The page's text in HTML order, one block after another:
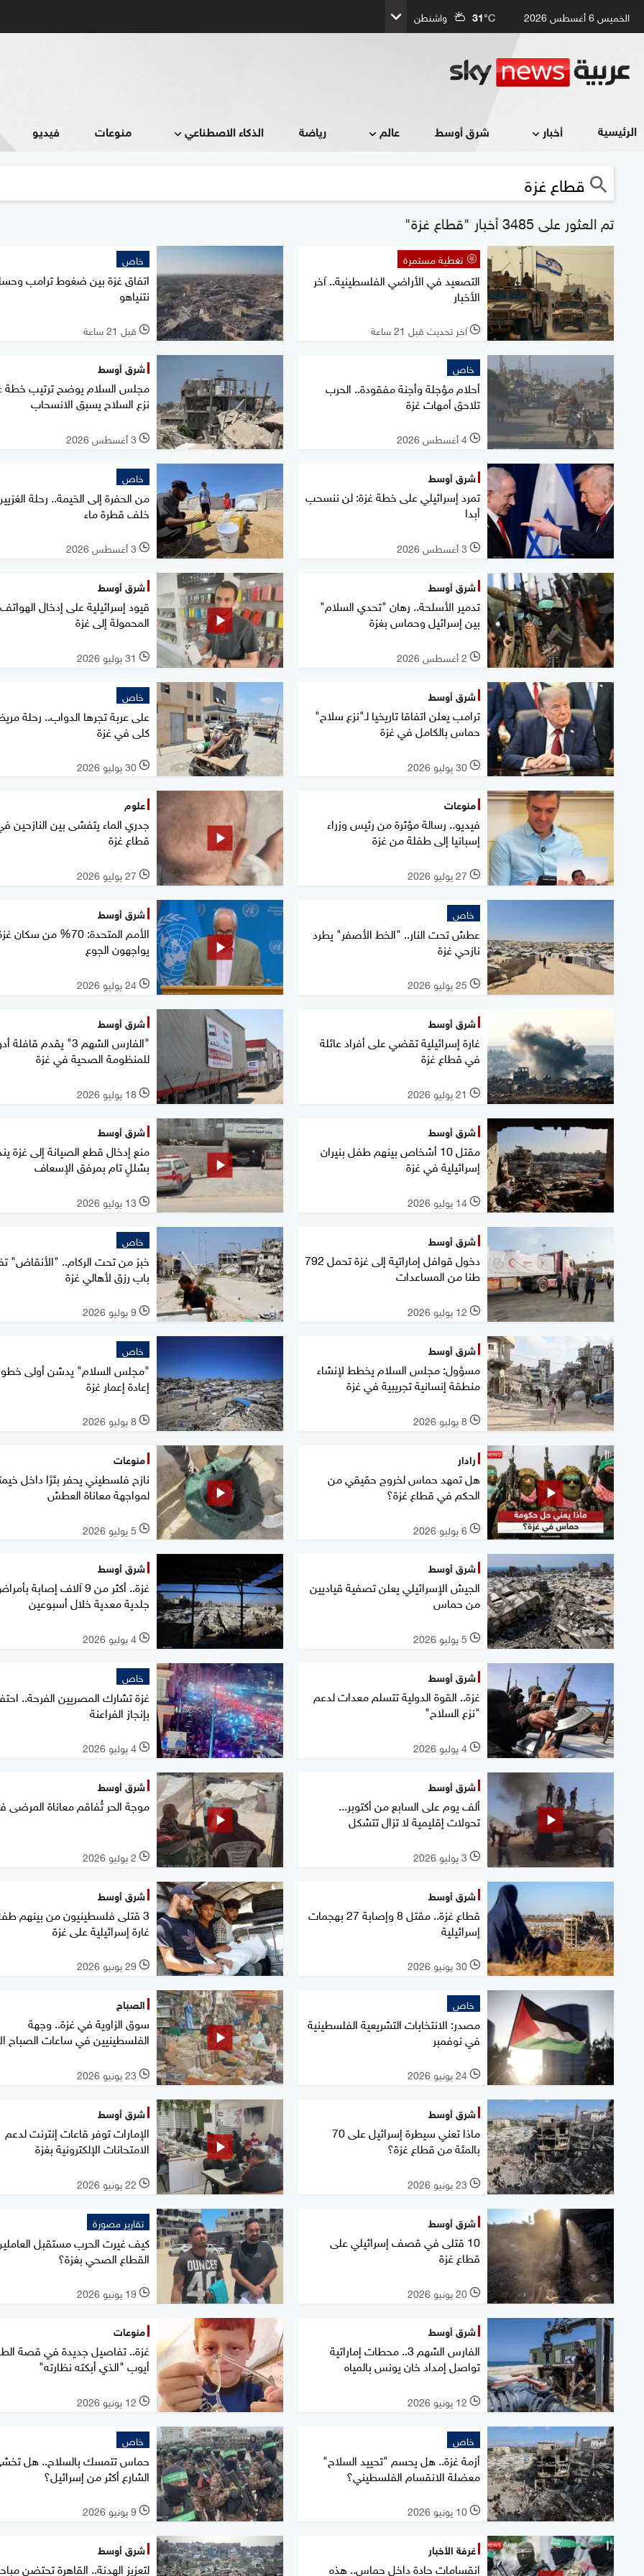
الخميس 6 أغسطس 2026 31°C واشنطن
الرئيسية أخبار شرق أوسط عالم رياضة الذكاء الاصطناعي منوعات فيديو
تم العثور على 3485 أخبار "قطاع غزة"
تغطية مستمرة
التصعيد في الأراضي الفلسطينية.. آخر
الأخبار
l آخر تحديث قبل 21 ساعة
خاص
اتفاق غزة بين ضغوط ترامب
نتنياهو
l قبل 21 ساعة
خاص
أحلام مؤجلة وأجنة مفقودة.. الحرب
تلاحق أمهات غزة
l 4 أغسطس 2026
شرق أوسط
مجلس السلام يوضح ترتيب خطة
نزع السلاح يسبق الانسحاب
l 3 أغسطس 2026
شرق أوسط
تمرد إسرائيلي على خطة غزة: لن ننسحب
أبدا
l 3 أغسطس 2026
خاص
من الحفرة إلى الخيمة.. رحلة
خلف قطرة ماء
l 3 أغسطس 2026
شرق أوسط
تدمير الأسلحة.. رهان "تحدي السلام"
بين إسرائيل وحماس بغزة
l 2 أغسطس 2026
شرق أوسط
قيود إسرائيلية على إدخال الهواتف
المحمولة إلى غزة
l 31 يوليو 2026
شرق أوسط
ترامب يعلن اتفاقا تاريخيا لـ"نزع سلاح"
حماس بالكامل في غزة
l 30 يوليو 2026
خاص
على عربة تجرها الدواب.. رحلة
كلى في غزة
l 30 يوليو 2026
منوعات
فيديو.. رسالة مؤثرة من رئيس وزراء
إسبانيا إلى طفلة من غزة
l 27 يوليو 2026
علوم
جدري الماء يتفشى بين النازحين
قطاع غزة
l 27 يوليو 2026
خاص
عطش تحت النار.. "الخط الأصفر" يطرد
نازحي غزة
l 25 يوليو 2026
شرق أوسط
الأمم المتحدة: 70% من سكان
يواجهون الجوع
l 24 يوليو 2026
شرق أوسط
غارة إسرائيلية تقضي على أفراد عائلة
في قطاع غزة
l 21 يوليو 2026
شرق أوسط
"الفارس الشهم 3" يقدم
للمنظومة الصحية في غزة
l 18 يوليو 2026
شرق أوسط
مقتل 10 أشخاص بينهم طفل بنيران
إسرائيلية في غزة
l 14 يوليو 2026
شرق أوسط
منع إدخال قطع الصيانة إلى غزة
بشللٍ تام بمرفق الإسعاف
l 13 يوليو 2026
شرق أوسط
دخول قوافل إماراتية إلى غزة تحمل 792
طنا من المساعدات
l 12 يوليو 2026
خاص
خبز من تحت الركام.. "الأنقاض"
باب رزق لأهالي غزة
l 9 يوليو 2026
شرق أوسط
مسؤول: مجلس السلام يخطط لإنشاء
منطقة إنسانية تجريبية في غزة
l 8 يوليو 2026
خاص
"مجلس السلام" يدشن أولى
إعادة إعمار غزة
l 8 يوليو 2026
رادار
هل تمهد حماس لخروج حقيقي من
الحكم في قطاع غزة؟
l 6 يوليو 2026
منوعات
نازح فلسطيني يحفر بئرًا داخل
لمواجهة معاناة العطش
l 5 يوليو 2026
شرق أوسط
الجيش الإسرائيلي يعلن تصفية قياديين
من حماس
l 5 يوليو 2026
شرق أوسط
غزة.. أكثر من 9 آلاف إصابة
جلدية معدية خلال أسبوعين
l 4 يوليو 2026
شرق أوسط
غزة.. القوة الدولية تتسلم معدات لدعم
"نزع السلاح"
l 4 يوليو 2026
خاص
غزة تشارك المصريين الفرحة..
بإنجاز الفراعنة
l 4 يوليو 2026
شرق أوسط
ألف يوم على السابع من أكتوبر...
تحولات إقليمية لا تزال تتشكل
l 3 يوليو 2026
شرق أوسط
موجة الحر تُفاقم معاناة المرضى
l 2 يوليو 2026
شرق أوسط
قطاع غزة.. مقتل 8 وإصابة 27 بهجمات
إسرائيلية
l 30 يونيو 2026
شرق أوسط
3 قتلى فلسطينيون من بينهم
غارة إسرائيلية على غزة
l 29 يونيو 2026
خاص
مصدر: الانتخابات التشريعية الفلسطينية
في نوفمبر
l 24 يونيو 2026
الصباح
سوق الزاوية في غزة.. وجهة
الفلسطينيين في ساعات الصباح
l 23 يونيو 2026
شرق أوسط
ماذا تعني سيطرة إسرائيل على 70
بالمئة من قطاع غزة؟
l 23 يونيو 2026
شرق أوسط
الإمارات توفر قاعات إنترنت لدعم
الامتحانات الإلكترونية بغزة
l 22 يونيو 2026
شرق أوسط
10 قتلى في قصف إسرائيلي على
قطاع غزة
l 20 يونيو 2026
تقارير مصورة
كيف غيرت الحرب مستقبل
القطاع الصحي بغزة؟
l 19 يونيو 2026
شرق أوسط
الفارس الشهم 3.. محطات إماراتية
تواصل إمداد خان يونس بالمياه
l 12 يونيو 2026
منوعات
غزة.. تفاصيل جديدة في قصة
أيوب "الذي أبكته نظارته"
l 12 يونيو 2026
خاص
أزمة غزة.. هل يحسم "تحييد السلاح"
معضلة الانقسام الفلسطيني؟
l 10 يونيو 2026
خاص
حماس تتمسك بالسلاح.. هل
الشارع أكثر من إسرائيل؟
l 9 يونيو 2026
غرفة الأخبار
انقسامات حادة داخل حماس.. هذه
شرق أوسط
لتعزيز الهدنة.. القاهرة تحتضن